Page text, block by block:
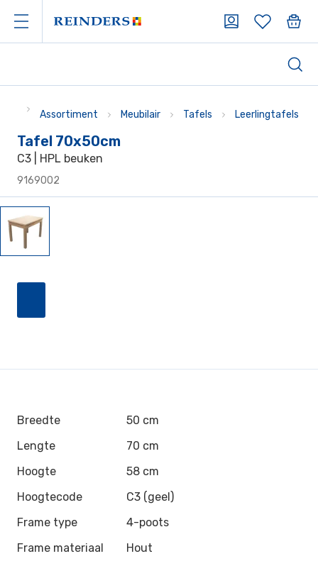
Assortiment Meubilair Tafels Leerlingtafels
Tafel 70x50cm
C3 | HPL beuken
9169002
Breedte
50 cm
Lengte
70 cm
Hoogte
58 cm
Hoogtecode
C3 (geel)
Frame type
4-poots
Frame materiaal
Hout